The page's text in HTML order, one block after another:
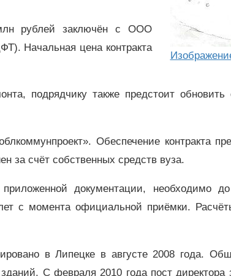
рублей заключён с ООО
Начальная цена контракта
подрядчику также предстоит
Обеспечение контракта
за счёт собственных средств вуза.
приложенной документации, необходимо
с момента официальной приёмки.
в Липецке в августе 2008 года.
С февраля 2010 года пост директора